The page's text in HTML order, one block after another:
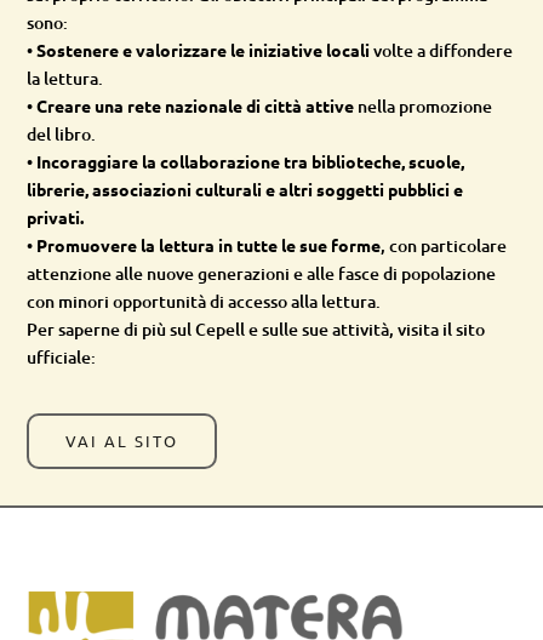
sono:
•Sostenere e valorizzare le iniziative localivolte a diffondere
la lettura.
•Creare una rete nazionale di città attive nella promozione
del libro.
• Incoraggiare la collaborazione tra biblioteche, scuole,
librerie, associazioni culturali e altri soggetti pubblici e
privati.
• Promuovere la lettura in tutte le sue forme, con particolare
attenzione alle nuove generazioni e alle fasce di popolazione
con minori opportunità di accesso alla lettura.
Per saperne di più sul Cepell e sulle sue attività, visita il sito
ufficiale:
VAI AL SITO